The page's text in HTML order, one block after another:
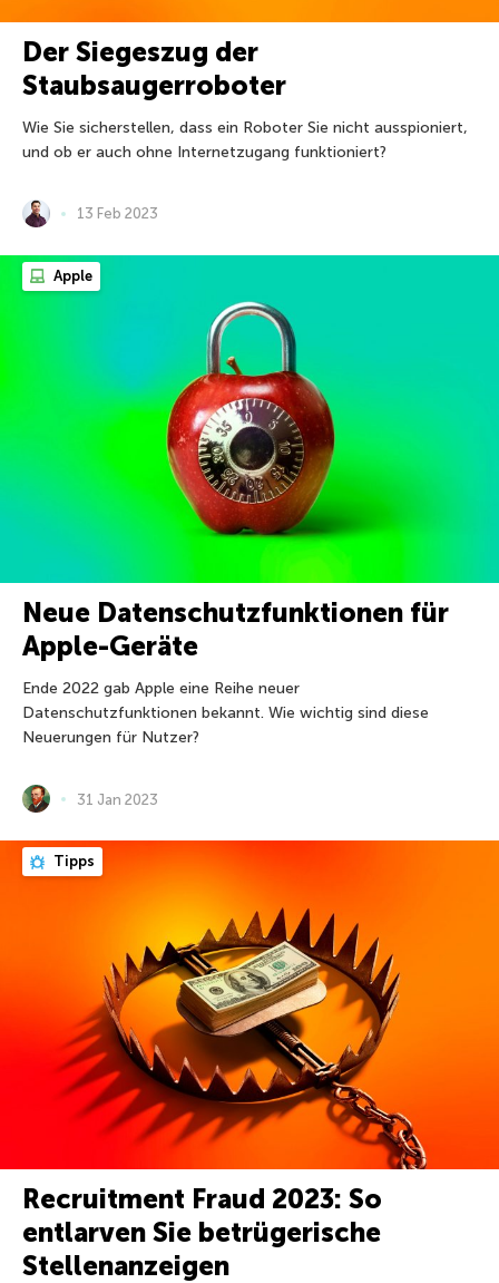
Der Siegeszug der
Staubsaugerroboter
Wie Sie sicherstellen, dass ein Roboter Sie nicht ausspioniert,
und ob er auch ohne Internetzugang funktioniert?
13 Feb 2023
Apple
Neue Datenschutzfunktionen für
Apple-Geräte
Ende 2022 gab Apple eine Reihe neuer
Datenschutzfunktionen bekannt. Wie wichtig sind diese
Neuerungen für Nutzer?
31 Jan 2023
Tipps
Recruitment Fraud 2023: So
entlarven Sie betrügerische
Stellenanzeigen